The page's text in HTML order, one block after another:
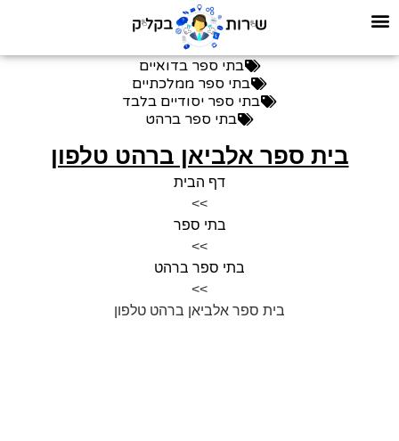
בתי ספר בדואיים
בתי ספר ממלכתיים
בתי ספר יסודיים בלבד
בתי ספר ברהט
בית ספר אלביאן ברהט טלפון
דף הבית
>>
בתי ספר
>>
בתי ספר ברהט
>>
בית ספר אלביאן ברהט טלפון